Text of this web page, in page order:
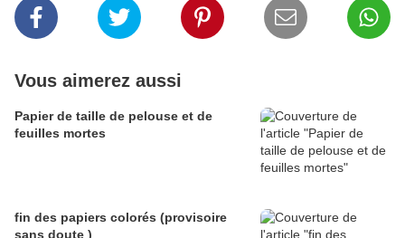
Vous aimerez aussi
Papier de taille de pelouse et de
feuilles mortes
fin des papiers colorés (provisoire
sans doute )